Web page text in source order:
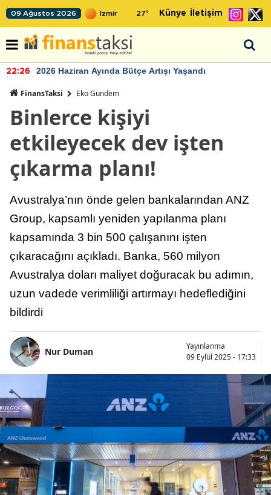
09 Ağustos 2026 27° Künye İletişim
22:26 2026 Haziran Ayında Bütçe Artışı Yaşandı
FinansTaksi Eko Gündem
Binlerce kişiyi
etkileyecek dev işten
çıkarma planı!
Avustralya’nın önde gelen bankalarından ANZ
Group, kapsamlı yeniden yapılanma planı
kapsamında 3 bin 500 çalışanını işten
çıkaracağını açıkladı. Banka, 560 milyon
Avustralya doları maliyet doğuracak bu adımın,
uzun vadede verimliliği artırmayı hedeflediğini
bildirdi
Nur Duman
Yayınlanma
09 Eylül 2025 - 17:33